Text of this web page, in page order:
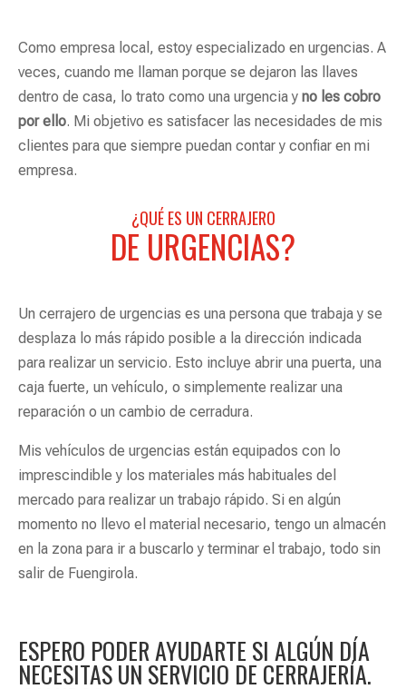
Como empresa local, estoy especializado en urgencias. A
veces, cuando me llaman porque se dejaron las llaves
dentro de casa, lo trato como una urgencia y no les cobro
por ello. Mi objetivo es satisfacer las necesidades de mis
clientes para que siempre puedan contar y confiar en mi
empresa.
¿QUÉ ES UN CERRAJERO
DE URGENCIAS?
Un cerrajero de urgencias es una persona que trabaja y se
desplaza lo más rápido posible a la dirección indicada
para realizar un servicio. Esto incluye abrir una puerta, una
caja fuerte, un vehículo, o simplemente realizar una
reparación o un cambio de cerradura.
Mis vehículos de urgencias están equipados con lo
imprescindible y los materiales más habituales del
mercado para realizar un trabajo rápido. Si en algún
momento no llevo el material necesario, tengo un almacén
en la zona para ir a buscarlo y terminar el trabajo, todo sin
salir de Fuengirola.
ESPERO PODER AYUDARTE SI ALGÚN DÍA
NECESITAS UN SERVICIO DE CERRAJERÍA.